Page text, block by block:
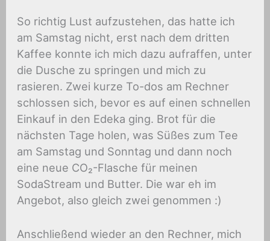
So richtig Lust aufzustehen, das hatte ich
am Samstag nicht, erst nach dem dritten
Kaffee konnte ich mich dazu aufraffen, unter
die Dusche zu springen und mich zu
rasieren. Zwei kurze To-dos am Rechner
schlossen sich, bevor es auf einen schnellen
Einkauf in den Edeka ging. Brot für die
nächsten Tage holen, was Süßes zum Tee
am Samstag und Sonntag und dann noch
eine neue CO₂-Flasche für meinen
SodaStream und Butter. Die war eh im
Angebot, also gleich zwei genommen :)
Anschließend wieder an den Rechner, mich